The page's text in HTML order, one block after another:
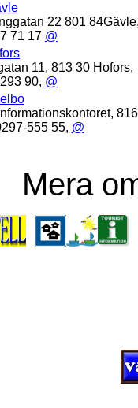
22 801
71 17 @
11, 813 30 Hofors,
90, @
555 55, @
Mera